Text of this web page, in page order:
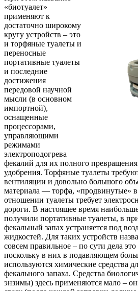
«биотуалет»
применяют к
достаточно широкому
кругу устройств – это
и торфяные туалеты и
переносные
портативные туалеты
и последние
достижения
передовой научной
мысли (в основном
импортной),
оснащенные
процессорами,
управляющими
режимами
электроподогрева
фекалий для их полного
удобрения. Торфяные туалеты
вентиляции и довольно большого
материала — торфа, «продвинутые»
отношении туалеты требует
дороги. В настоящее время
получили портативные туалеты, в
фекальный запах устраняется под
жидкостей. Для таких устройств
совсем правильное – по сути дела
поскольку в них в подавляющем
используются химические средства
фекального запаха. Средства
энзимы) здесь применяются мало –